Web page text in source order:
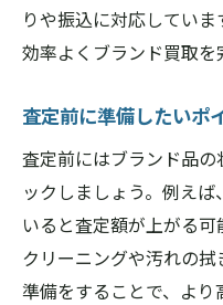
りや振込に対応してい
効率よくブランド買取を
査定前に準備したいポ
査定前にはブランド品
ックしましょう。例え
いると査定額が上がる
クリーニングや汚れの
準備をすることで、よ